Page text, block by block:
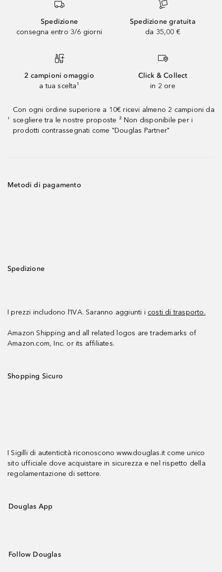
Spedizione
consegna entro 3/6 giorni
Spedizione gratuita
da 35,00 €
2 campioni omaggio
a tua scelta¹
Click & Collect
in 2 ore
¹
Con ogni ordine superiore a 10€ ricevi almeno 2 campioni da
scegliere tra le nostre proposte ² Non disponibile per i
prodotti contrassegnati come "Douglas Partner"
Metodi di pagamento
Spedizione
I prezzi includono l’IVA. Saranno aggiunti i costi di trasporto.
Amazon Shipping and all related logos are trademarks of
Amazon.com, Inc. or its affiliates.
Shopping Sicuro
I Sigilli di autenticità riconoscono www.douglas.it come unico
sito ufficiale dove acquistare in sicurezza e nel rispetto della
regolamentazione di settore.
Douglas App
Follow Douglas